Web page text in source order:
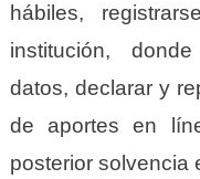
hábiles,
institución,
datos, declarar y
de aportes en
posterior solvencia